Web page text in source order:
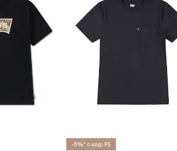
-5%* с код: FS